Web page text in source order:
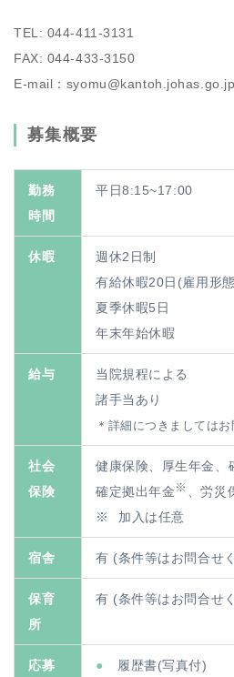
TEL: 044-411-3131
FAX: 044-433-3150
E-mail：syomu@kantoh.johas.go.jp
募集概要
勤務
時間
平日8:15~17:00
休暇
週休2日制
有給休暇20日(雇用形
夏季休暇5日
年末年始休暇
給与
当院規程による
諸手当あり
＊詳細につきましてはお
社会
保険
健康保険、厚生年金、
確定拠出年金 ※ 、労災
加入は任意
宿舎 有 (条件等はお問合せ
保育
所
有 (条件等はお問合せ
応募
履歴書(写真付)